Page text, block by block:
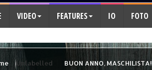
VIDEO FEATURES IO FOTO
Unlabelled BUON ANNO, MASCHILISTA!